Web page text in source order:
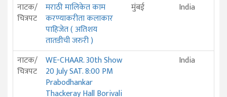
नाटक/
चित्रपट
मराठी मालिकेत काम
करण्याकरीता कलाकार
पाहिजेत ( अतिशय
तातडीची जरुरी )
मुंबई India
नाटक/
चित्रपट
WE-CHAAR. 30th Show
20 July SAT. 8:00 PM
Prabodhankar
Thackeray Hall Borivali
India